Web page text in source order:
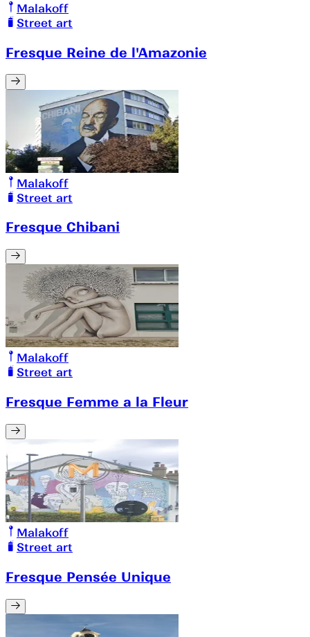
Malakoff
Street art
Fresque Reine de l'Amazonie
Malakoff
Street art
Fresque Chibani
Malakoff
Street art
Fresque Femme a la Fleur
Malakoff
Street art
Fresque Pensée Unique